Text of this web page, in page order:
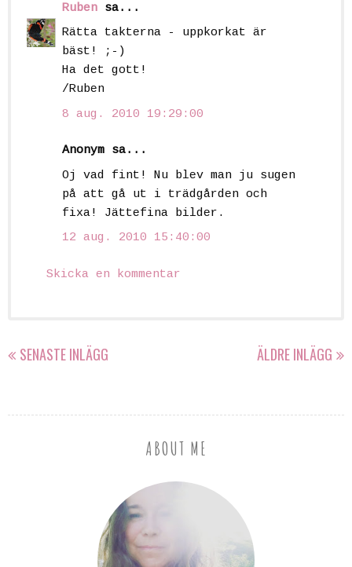
Ruben sa...
Rätta takterna - uppkorkat är
bäst! ;-)
Ha det gott!
/Ruben
8 aug. 2010 19:29:00
Anonym sa...
Oj vad fint! Nu blev man ju sugen
på att gå ut i trädgården och
fixa! Jättefina bilder.
12 aug. 2010 15:40:00
Skicka en kommentar
SENASTE INLÄGG ÄLDRE INLÄGG
ABOUT ME